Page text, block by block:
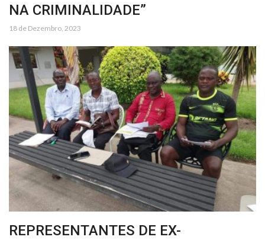
NA CRIMINALIDADE”
18 de Dezembro, 2023
REPRESENTANTES DE EX-